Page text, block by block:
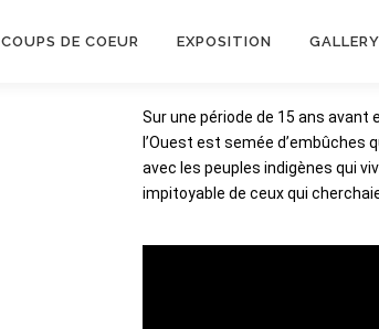
COUPS DE COEUR EXPOSITION GALLERY
Sur une période de 15 ans avant
l’Ouest est semée d’embûches
avec les peuples indigènes qui
impitoyable de ceux qui